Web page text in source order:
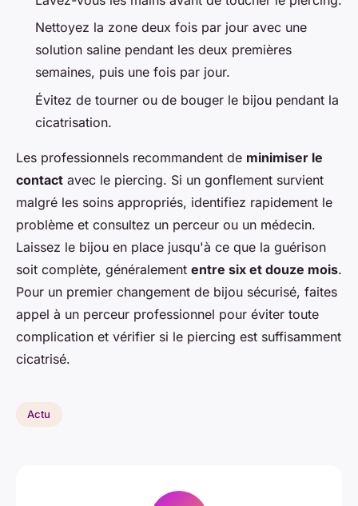
Nettoyez la zone deux fois par jour avec une
solution saline pendant les deux premières
semaines, puis une fois par jour.
Évitez de tourner ou de bouger le bijou pendant la
cicatrisation.
Les professionnels recommandent de minimiser le
contact avec le piercing. Si un gonflement survient
malgré les soins appropriés, identifiez rapidement le
problème et consultez un perceur ou un médecin.
Laissez le bijou en place jusqu'à ce que la guérison
soit complète, généralement entre six et douze mois.
Pour un premier changement de bijou sécurisé, faites
appel à un perceur professionnel pour éviter toute
complication et vérifier si le piercing est suffisamment
cicatrisé.
Actu